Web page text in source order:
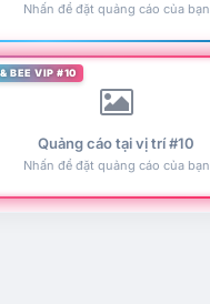
Nhấn để đặt quảng cáo của bạn
BEE VIP #10
Quảng cáo tại vị trí #10
Nhấn để đặt quảng cáo của bạn